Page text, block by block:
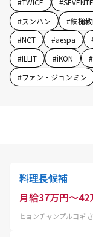
#スンハン #鉄槌
#NCT #aespa
#ILLIT #iKON #
#ファン・ジョンミン
料理長候補
月給37万円～42